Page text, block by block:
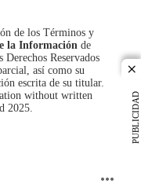
PUBLICIDAD
de los Términos y
la Información de
Derechos Reservados
así como su
escrita de su titular.
without written
2025.